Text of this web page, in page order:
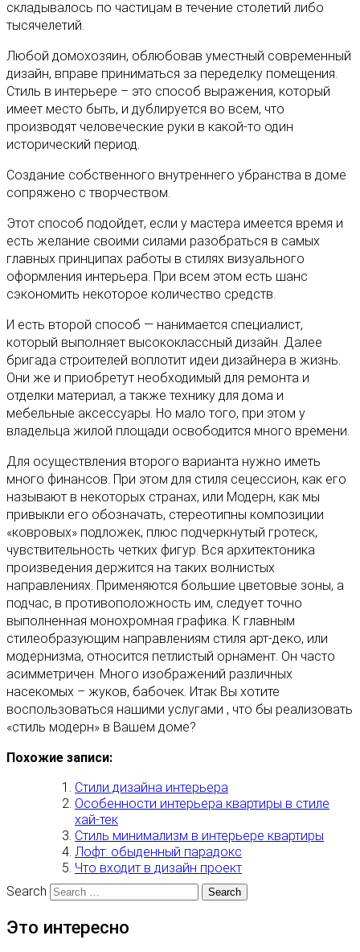
складывалось по частицам в течение столетий либо
тысячелетий.
Любой домохозяин, облюбовав уместный современный
дизайн, вправе приниматься за переделку помещения.
Стиль в интерьере – это способ выражения, который
имеет место быть, и дублируется во всем, что
производят человеческие руки в какой-то один
исторический период.
Создание собственного внутреннего убранства в доме
сопряжено с творчеством.
Этот способ подойдет, если у мастера имеется время и
есть желание своими силами разобраться в самых
главных принципах работы в стилях визуального
оформления интерьера. При всем этом есть шанс
сэкономить некоторое количество средств.
И есть второй способ — нанимается специалист,
который выполняет высококлассный дизайн. Далее
бригада строителей воплотит идеи дизайнера в жизнь.
Они же и приобретут необходимый для ремонта и
отделки материал, а также технику для дома и
мебельные аксессуары. Но мало того, при этом у
владельца жилой площади освободится много времени.
Для осуществления второго варианта нужно иметь
много финансов. При этом для стиля сецессион, как его
называют в некоторых странах, или Модерн, как мы
привыкли его обозначать, стереотипны композиции
«ковровых» подложек, плюс подчеркнутый гротеск,
чувствительность четких фигур. Вся архитектоника
произведения держится на таких волнистых
направлениях. Применяются большие цветовые зоны, а
подчас, в противоположность им, следует точно
выполненная монохромная графика. К главным
стилеобразующим направлениям стиля арт-деко, или
модернизма, относится петлистый орнамент. Он часто
асимметричен. Много изображений различных
насекомых – жуков, бабочек. Итак Вы хотите
воспользоваться нашими услугами , что бы реализовать
«стиль модерн» в Вашем доме?
Похожие записи:
Стили дизайна интерьера
Особенности интерьера квартиры в стиле
хай-тек
Стиль минимализм в интерьере квартиры
Лофт: обыденный парадокс
Что входит в дизайн проект
Search
Это интересно